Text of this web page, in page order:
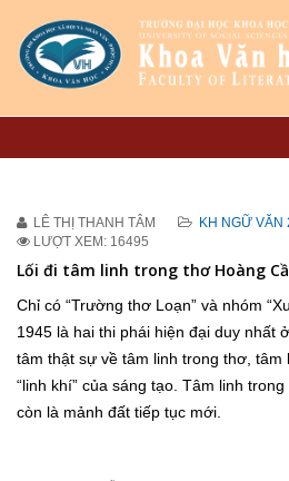
LÊ THỊ THANH TÂM KH NGỮ VĂN
LƯỢT XEM: 16495
Lối đi tâm linh trong thơ Hoàng
Chỉ có “Trường thơ Loạn” và nhóm
1945 là hai thi phái hiện đại duy nhất
tâm thật sự về tâm linh trong thơ,
“linh khí” của sáng tạo. Tâm linh
còn là mảnh đất tiếp tục mới.